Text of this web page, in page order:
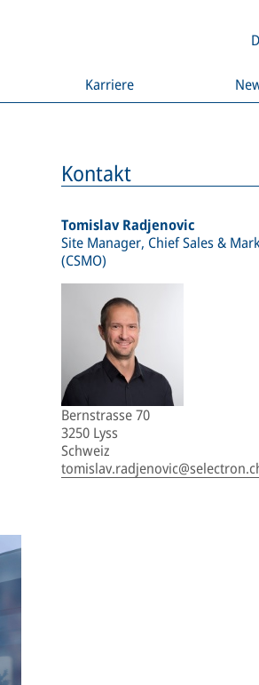
Karriere
Kontakt
Tomislav Radjenovic
Site Manager, Chief Sales &
(CSMO)
Bernstrasse 70
3250 Lyss
Schweiz